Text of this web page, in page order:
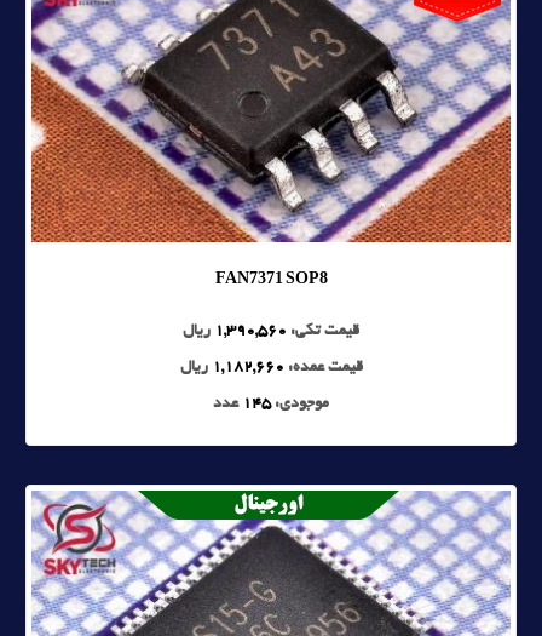
FAN7371 SOP8
قیمت تکی: 1,390,560 ریال
قیمت عمده: 1,182,660 ریال
موجودی:145 عدد